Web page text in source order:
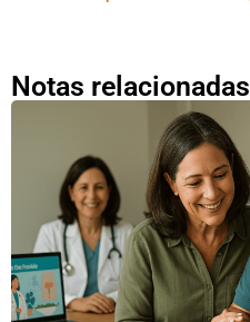
Notas relacionadas